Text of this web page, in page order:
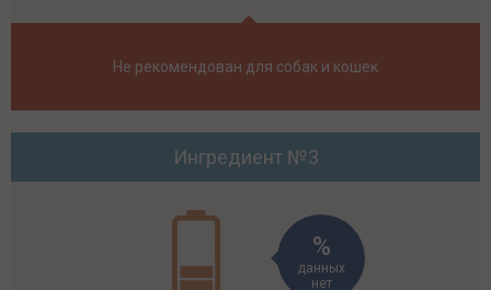
Не рекомендован для собак и кошек
Ингредиент №3
данных
нет